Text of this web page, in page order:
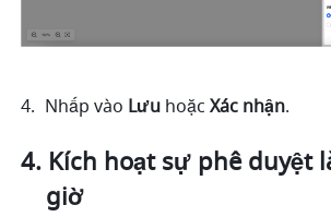
Nhấp vào Lưu hoặc Xác nhận.
Kích hoạt sự phê duyệt
giờ